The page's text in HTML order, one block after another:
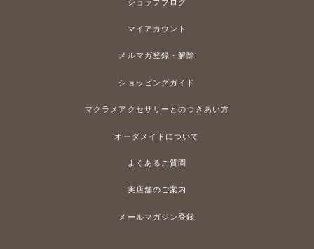
ショップブログ
マイアカウント
メルマガ登録・解除
ショッピングガイド
マクラメアクセサリーとのつきあい方
オーダメイドについて
よくあるご質問
実店舗のご案内
メールマガジン登録